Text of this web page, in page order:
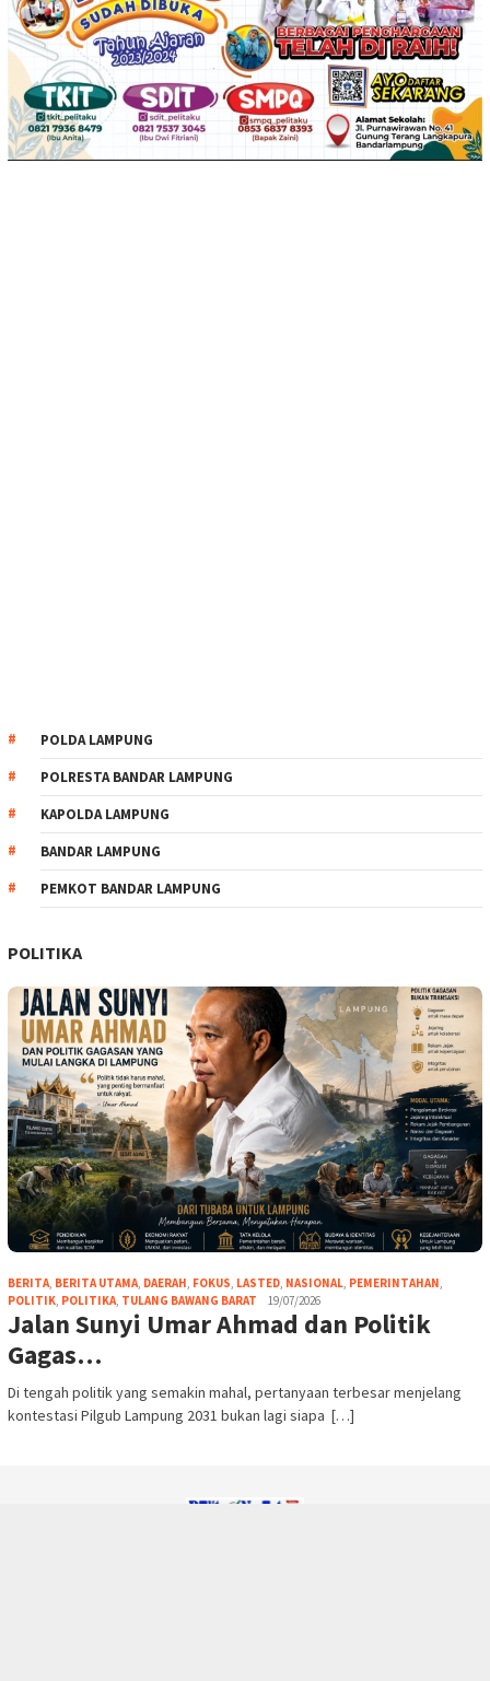
POLDA LAMPUNG
POLRESTA BANDAR LAMPUNG
KAPOLDA LAMPUNG
BANDAR LAMPUNG
PEMKOT BANDAR LAMPUNG
POLITIKA
BERITA, BERITA UTAMA, DAERAH, FOKUS, LASTED, NASIONAL, PEMERINTAHAN,
POLITIK, POLITIKA, TULANG BAWANG BARAT 19/07/2026
Jalan Sunyi Umar Ahmad dan Politik
Gagas…
Di tengah politik yang semakin mahal, pertanyaan terbesar menjelang
kontestasi Pilgub Lampung 2031 bukan lagi siapa […]